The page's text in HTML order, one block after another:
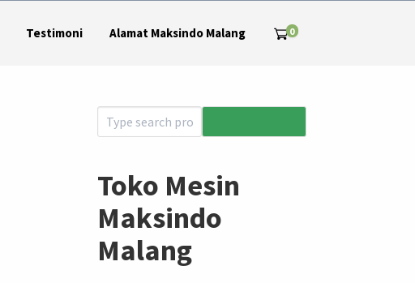
Testimoni Alamat Maksindo Malang 0
Toko Mesin
Maksindo
Malang